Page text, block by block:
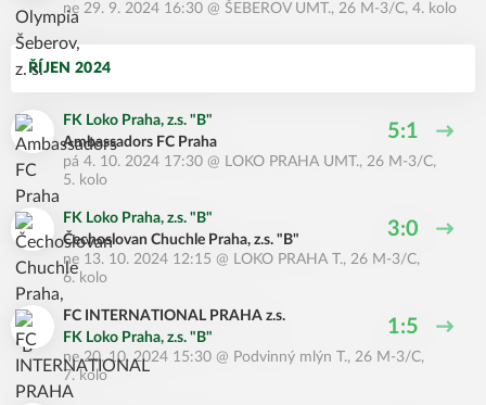
ne 29. 9. 2024 16:30 @ ŠEBEROV UMT., 26 M-3/C, 4. kolo
ŘÍJEN 2024
FK Loko Praha, z.s. "B"
Ambassadors FC Praha
5:1
pá 4. 10. 2024 17:30 @ LOKO PRAHA UMT., 26 M-3/C,
5. kolo
FK Loko Praha, z.s. "B"
Čechoslovan Chuchle Praha, z.s. "B"
3:0
ne 13. 10. 2024 12:15 @ LOKO PRAHA T., 26 M-3/C,
6. kolo
FC INTERNATIONAL PRAHA z.s.
FK Loko Praha, z.s. "B"
1:5
ne 20. 10. 2024 15:30 @ Podvinný mlýn T., 26 M-3/C,
7. kolo